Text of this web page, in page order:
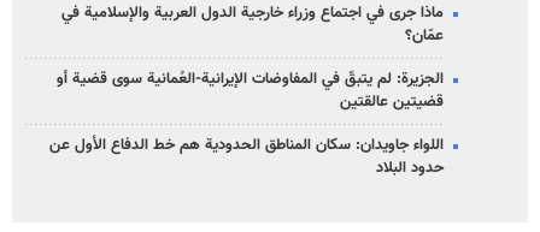
ماذا جرى في اجتماع وزراء خارجية الدول العربية والإسلامية في
عمّان؟
الجزيرة: لم يتبقّ في المفاوضات الإيرانية-العُمانية سوى قضية أو
قضيتين عالقتين
اللواء جاويدان: سكان المناطق الحدودية هم خط الدفاع الأول عن
حدود البلاد